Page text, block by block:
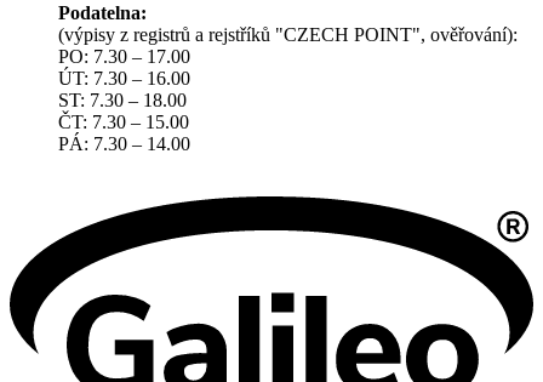
Podatelna:
(výpisy z registrů a rejstříků "CZECH POINT", ověřování):
PO: 7.30 – 17.00
ÚT: 7.30 – 16.00
ST: 7.30 – 18.00
ČT: 7.30 – 15.00
PÁ: 7.30 – 14.00